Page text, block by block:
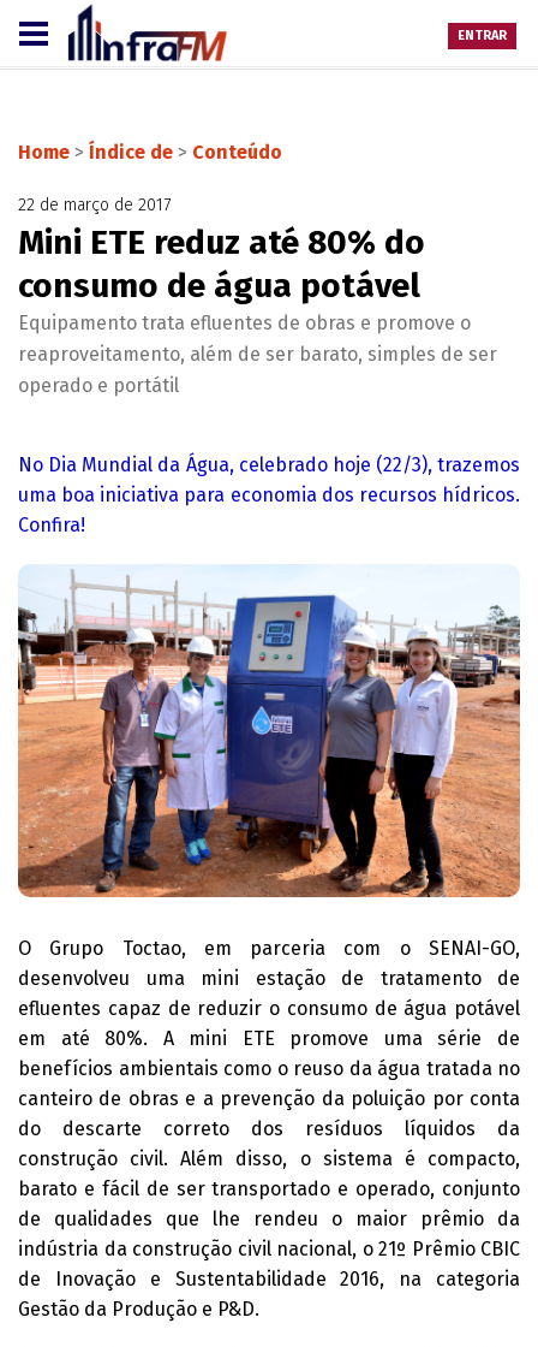
ENTRAR
Home > Índice de > Conteúdo
22 de março de 2017
Mini ETE reduz até 80% do
consumo de água potável
Equipamento trata efluentes de obras e promove o
reaproveitamento, além de ser barato, simples de ser
operado e portátil
No Dia Mundial da Água, celebrado hoje (22/3), trazemos
uma boa iniciativa para economia dos recursos hídricos.
Confira!
O Grupo Toctao, em parceria com o SENAI-GO,
desenvolveu uma mini estação de tratamento de
efluentes capaz de reduzir o consumo de água potável
em até 80%. A mini ETE promove uma série de
benefícios ambientais como o reuso da água tratada no
canteiro de obras e a prevenção da poluição por conta
do descarte correto dos resíduos líquidos da
construção civil. Além disso, o sistema é compacto,
barato e fácil de ser transportado e operado, conjunto
de qualidades que lhe rendeu o maior prêmio da
indústria da construção civil nacional, o 21º Prêmio CBIC
de Inovação e Sustentabilidade 2016, na categoria
Gestão da Produção e P&D.